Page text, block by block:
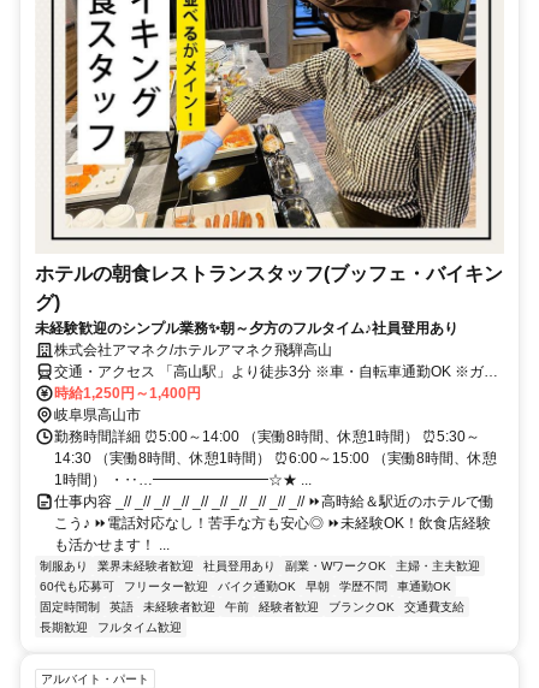
ホテルの朝食レストランスタッフ(ブッフェ・バイキン
グ)
未経験歓迎のシンプル業務✨朝～夕方のフルタイム♪社員登用あり
株式会社アマネク/ホテルアマネク飛騨高山
交通・アクセス 「高山駅」より徒歩3分 ※車・自転車通勤OK ※ガソ
リン代一部支給 ※無料駐車場アリ
時給1,250円～1,400円
岐阜県高山市
勤務時間詳細 ⏰5:00～14:00 （実働8時間、休憩1時間） ⏰5:30～
14:30 （実働8時間、休憩1時間） ⏰6:00～15:00 （実働8時間、休憩
1時間） ・‥…━━━━━━━━☆★ ...
仕事内容 _// _// _// _// _// _// _// _// _// _// ⏩高時給＆駅近のホテルで働
こう♪ ⏩電話対応なし！苦手な方も安心◎ ⏩未経験OK！飲食店経験
も活かせます！ ...
制服あり 業界未経験者歓迎 社員登用あり 副業・WワークOK
主婦・主夫歓迎
60代も応募可
フリーター歓迎 バイク通勤OK 早朝 学歴不問
車通勤OK
固定時間制
英語 未経験者歓迎 午前 経験者歓迎 ブランクOK
交通費支給
長期歓迎
フルタイム歓迎
アルバイト・パート